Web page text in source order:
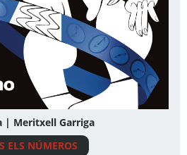
| Meritxell Garriga
ELS NÚMEROS